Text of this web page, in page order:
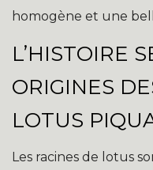
homogène et une
L’HISTOIRE
ORIGINES
LOTUS
Les racines de lotus